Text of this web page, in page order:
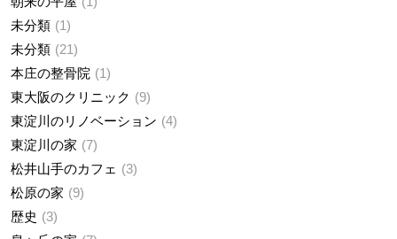
未分類
1
未分類
21
本庄の整骨院
1
東大阪のクリニック
9
東淀川のリノベーション
4
東淀川の家
7
松井山手のカフェ
3
松原の家
9
歴史
3